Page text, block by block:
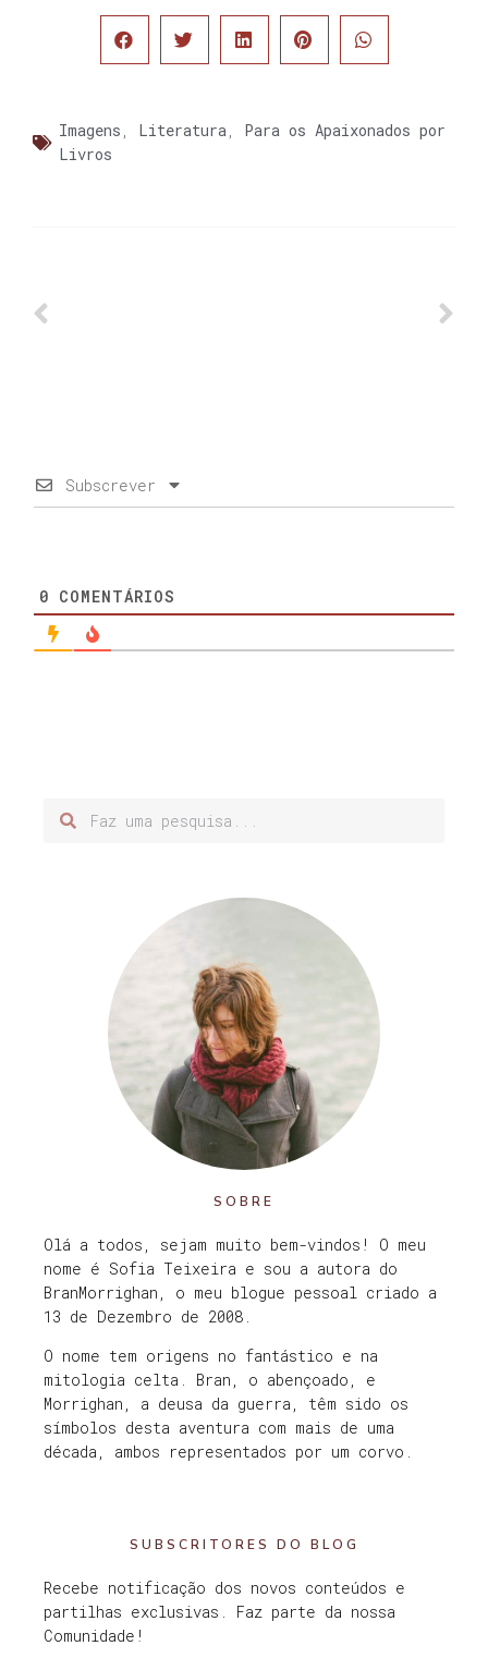
Imagens , Literatura, Para os Apaixonados por
Livros
Subscrever
0 COMENTÁRIOS
SOBRE
Olá a todos, sejam muito bem-vindos! O meu
nome é Sofia Teixeira e sou a autora do
BranMorrighan, o meu blogue pessoal criado a
13 de Dezembro de 2008.
O nome tem origens no fantástico e na
mitologia celta. Bran, o abençoado, e
Morrighan, a deusa da guerra, têm sido os
símbolos desta aventura com mais de uma
década, ambos representados por um corvo.
SUBSCRITORES DO BLOG
Recebe notificação dos novos conteúdos e
partilhas exclusivas. Faz parte da nossa
Comunidade!